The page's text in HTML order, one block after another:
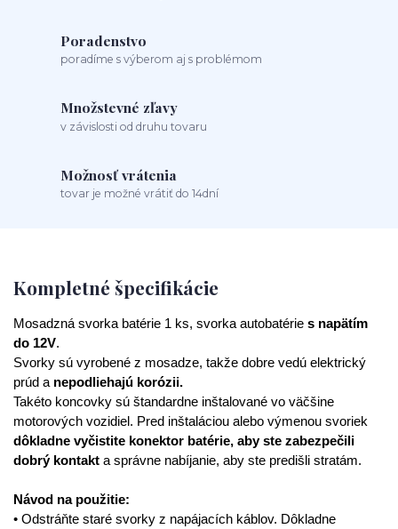
Poradenstvo
poradíme s výberom aj s problémom
Množstevné zľavy
v závislosti od druhu tovaru
Možnosť vrátenia
tovar je možné vrátiť do 14dní
Kompletné špecifikácie
Mosadzná svorka batérie 1 ks, svorka autobatérie s napätím
do 12V.
Svorky sú vyrobené z mosadze, takže dobre vedú elektrický
prúd a nepodliehajú korózii.
Takéto koncovky sú štandardne inštalované vo väčšine
motorových vozidiel. Pred inštaláciou alebo výmenou svoriek
dôkladne vyčistite konektor batérie, aby ste zabezpečili
dobrý kontakt a správne nabíjanie, aby ste predišli stratám.
Návod na použitie:
• Odstráňte staré svorky z napájacích káblov. Dôkladne